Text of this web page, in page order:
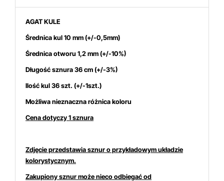
AGAT KULE
Średnica kul 10 mm(+/-0,5mm)
Średnica otworu 1,2 mm (+/-10%)
Długość sznura 36 cm (+/-3%)
Ilość kul 36 szt. (+/-1szt.)
Możliwa nieznaczna różnica koloru
Cena dotyczy 1 sznura
Zdjęcie przedstawia sznur o przykładowym układzie
kolorystycznym.
Zakupiony sznur może nieco odbiegać od